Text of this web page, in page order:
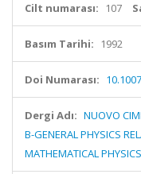
Cilt numarası: 107
Basım Tarihi: 1992
Doi Numarası:
Dergi Adı: NUOVO
B-GENERAL PHYSICS
MATHEMATICAL